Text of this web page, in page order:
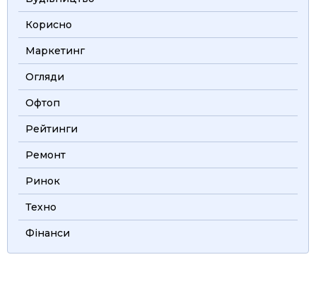
Корисно
Маркетинг
Огляди
Офтоп
Рейтинги
Ремонт
Ринок
Техно
Фінанси